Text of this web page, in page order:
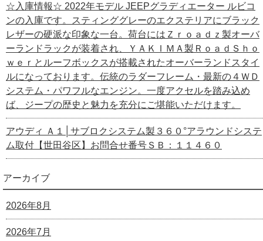
☆入庫情報☆ 2022年モデル JEEPグラディエーター ルビコ
ンの入庫です。スティンググレーのエクステリアにブラック
レザーの硬派な印象な一台。荷台にはＺｒｏａｄｚ製オーバ
ーランドラックが装着され、ＹＡＫＩＭＡ製ＲｏａｄＳｈｏ
ｗｅｒとルーフボックスが搭載されたオーバーランドスタイ
ルになっております。伝統のラダーフレーム・最新の４ＷＤ
システム・パワフルなエンジン。一度アクセルを踏み込め
ば、ジープの歴史と魅力を充分にご堪能いただけます。
アウディ Ａ１│サブロクシステム製３６０°アラウンドシステ
ム取付【世田谷区】お問合せ番号ＳＢ：１１４６０
アーカイブ
2026年8月
2026年7月